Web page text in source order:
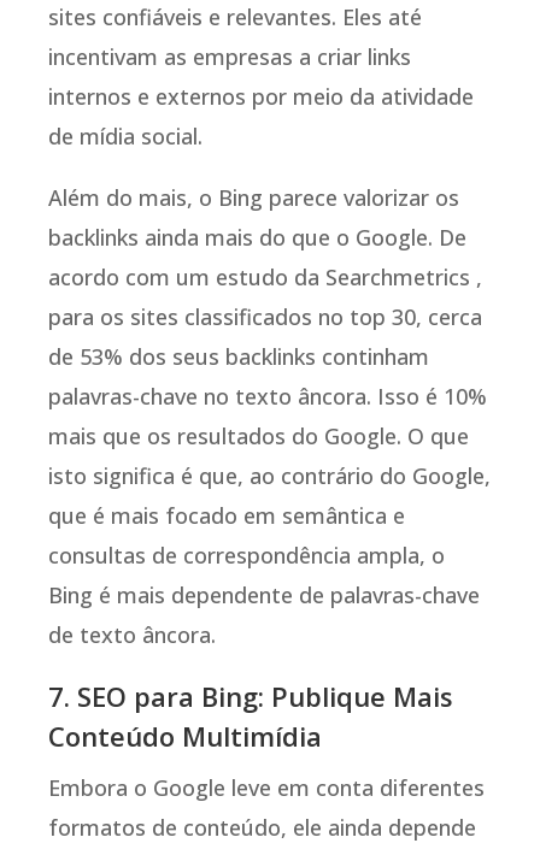
sites confiáveis e relevantes. Eles até
incentivam as empresas a criar links
internos e externos por meio da atividade
de mídia social.
Além do mais, o Bing parece valorizar os
backlinks ainda mais do que o Google. De
acordo com um estudo da Searchmetrics ,
para os sites classificados no top 30, cerca
de 53% dos seus backlinks continham
palavras-chave no texto âncora. Isso é 10%
mais que os resultados do Google. O que
isto significa é que, ao contrário do Google,
que é mais focado em semântica e
consultas de correspondência ampla, o
Bing é mais dependente de palavras-chave
de texto âncora.
7. SEO para Bing: Publique Mais
Conteúdo Multimídia
Embora o Google leve em conta diferentes
formatos de conteúdo, ele ainda depende